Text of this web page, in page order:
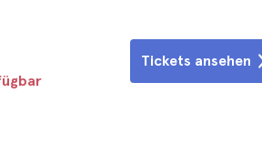
Tickets ansehen